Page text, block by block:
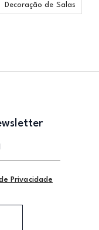
Decoração de Salas
Privacidade